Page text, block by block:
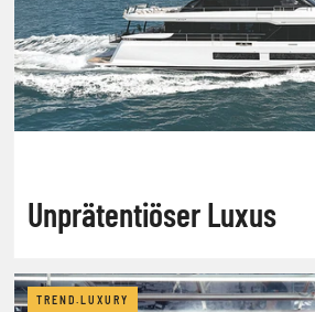
Unprätentiöser Luxus
TREND.LUXURY